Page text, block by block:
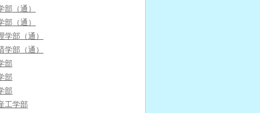
部（通）
部（通）
学部（通）
学部（通）
部
部
部
工学部